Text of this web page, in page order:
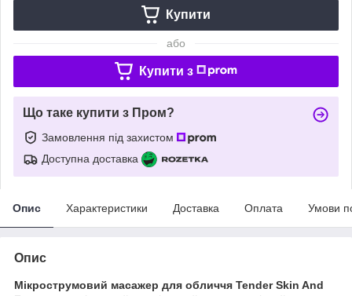
Купити
або
Купити з
Що таке купити з Пром?
Замовлення під захистом
Доступна доставка
Опис Характеристики Доставка Оплата Умови
Опис
Мікрострумовий масажер для обличчя Tender Skin And